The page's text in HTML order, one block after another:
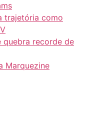
trajetória como
quebra recorde de
Marquezine